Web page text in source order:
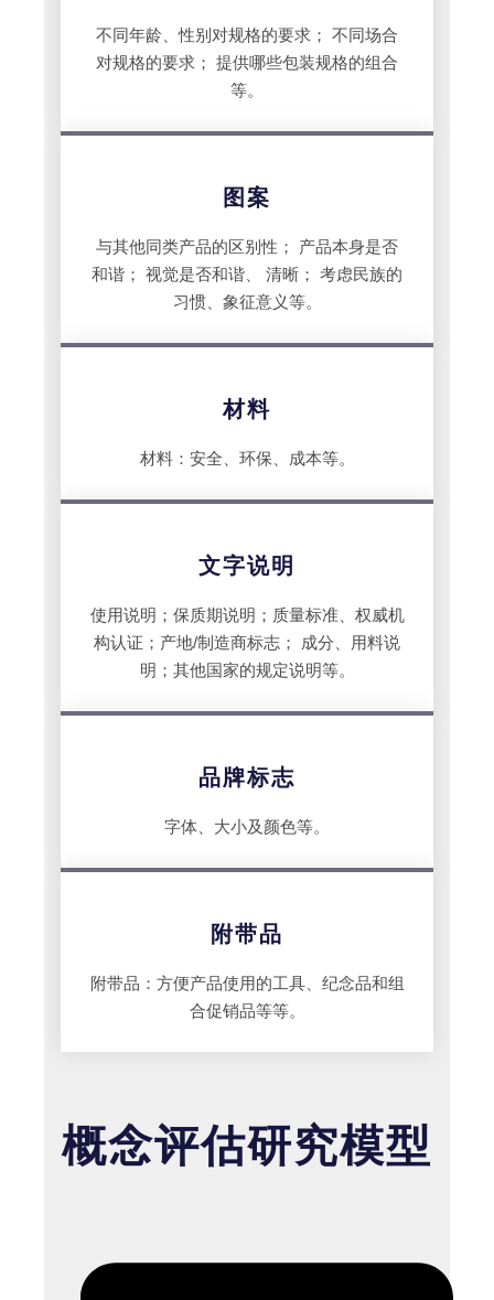
不同年龄、性别对规格的要求； 不同场合
对规格的要求； 提供哪些包装规格的组合
等。
图案
与其他同类产品的区别性； 产品本身是否
和谐； 视觉是否和谐、 清晰； 考虑民族的
习惯、象征意义等。
材料
材料：安全、环保、成本等。
文字说明
使用说明；保质期说明；质量标准、权威机
构认证；产地/制造商标志； 成分、用料说
明；其他国家的规定说明等。
品牌标志
字体、大小及颜色等。
附带品
附带品：方便产品使用的工具、纪念品和组
合促销品等等。
概念评估研究模型